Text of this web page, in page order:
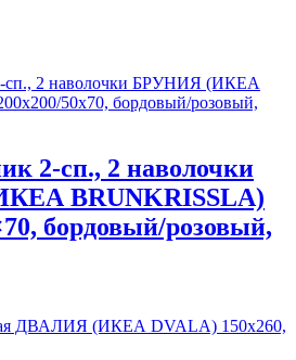
2-сп., 2 наволочки
BRUNKRISSLA)
бордовый/розовый,